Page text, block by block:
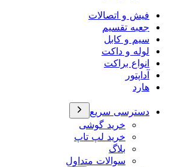
فیش و اتصالات
جعبه تقسیم
سیم و کابل
لوله و داکت
انواع براکت
آداپتور
هارد
دسترسی سریع
خرید گوشی
خرید لپ تاپ
بلاگ
سوالات متداول